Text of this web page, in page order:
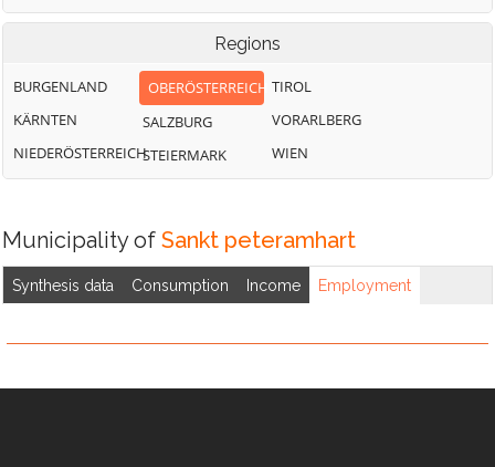
Weng im Innkreis
Regions
BURGENLAND
KÄRNTEN
NIEDERÖSTERREICH
OBERÖSTERREICH
SALZBURG
STEIERMARK
TIROL
VORARLBERG
WIEN
Municipality of Sankt peteramhart
Synthesis data Consumption Income Employment